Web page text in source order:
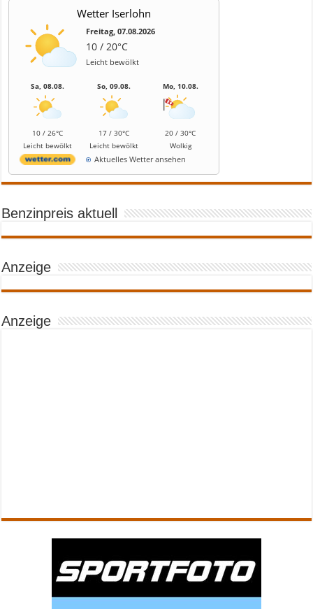
Wetter Iserlohn
Freitag, 07.08.2026
10 / 20°C
Leicht bewölkt
Sa, 08.08.
10 / 26°C
Leicht bewölkt
So, 09.08.
17 / 30°C
Leicht bewölkt
Mo, 10.08.
20 / 30°C
Wolkig
Aktuelles Wetter ansehen
Benzinpreis aktuell
Anzeige
Anzeige